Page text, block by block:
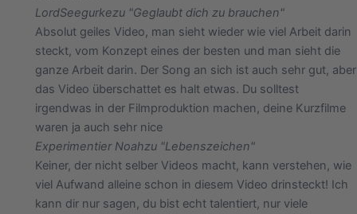
LordSeegurkezu "Geglaubt dich zu brauchen"
Absolut geiles Video, man sieht wieder wie viel Arbeit darin
steckt, vom Konzept eines der besten und man sieht die
ganze Arbeit darin. Der Song an sich ist auch sehr gut, aber
das Video überschattet es halt etwas. Du solltest
irgendwas in der Filmproduktion machen, deine Kurzfilme
waren ja auch sehr nice
Experimentier Noahzu "Lebenszeichen"
Keiner, der nicht selber Videos macht, kann verstehen, wie
viel Aufwand alleine schon in diesem Video drinsteckt! Ich
kann dir nur sagen, du bist echt talentiert, nur viele